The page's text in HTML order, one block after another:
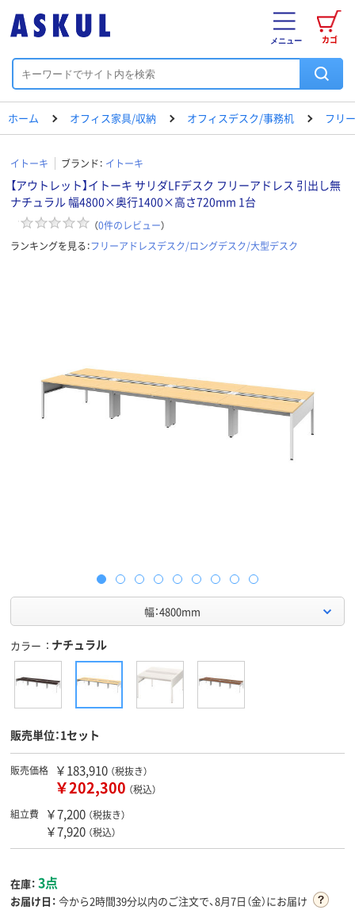
カゴ
メニュー
ホーム オフィス家具/収納 オフィスデスク/事務机 フリ
イトーキ ブランド： イトーキ
【アウトレット】イトーキ サリダLFデスク フリーアドレス 引出し無
ナチュラル 幅4800×奥行1400×高さ720mm 1台
（0件のレビュー）
ランキングを見る：フリーアドレスデスク/ロングデスク/大型デスク
幅：4800mm
カラー ナチュラル
販売単位：1セット
販売価格 ￥183,910 （税抜き）
￥202,300 （税込）
組立費
￥7,200 （税抜き）
￥7,920 （税込）
在庫： 3点
お届け日： 今から2時間39分以内のご注文で、8月7日（金）にお届け